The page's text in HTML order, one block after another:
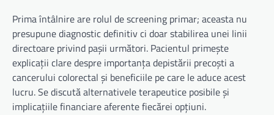
Prima întâlnire are rolul de screening primar; aceasta nu
presupune diagnostic definitiv ci doar stabilirea unei linii
directoare privind pașii următori. Pacientul primește
explicații clare despre importanța depistării precoști a
cancerului colorectal și beneficiile pe care le aduce acest
lucru. Se discută alternativele terapeutice posibile și
implicațiile financiare aferente fiecărei opțiuni.